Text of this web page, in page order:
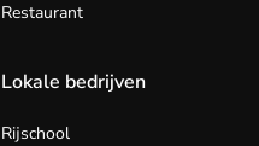
Restaurant
Lokale bedrijven
Rijschool